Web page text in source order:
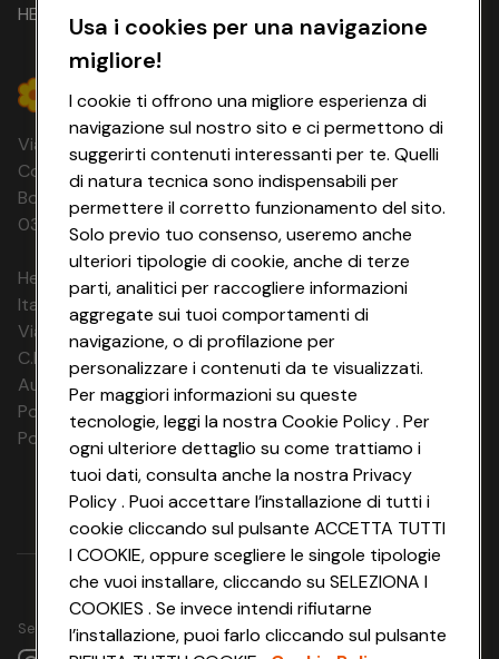
HEYCONAD
Via Michelino, 59 | 40127 BOLOGNA
Codice Fiscale e Registro Imprese di
Bologna 00865960157 PARTITA IVA
03320960374 CONAD SOC. COOP.
HeyConad Viaggi è un servizio gestito da
Italia Travel Marketing S.r.l.
Via Chiesolina 8 | 37066 Sommacampagna (VR)
C.F. e P.IVA: 03816060234
Aut. Prov Verona n. 4737/10
Polizza Ass. RC n. 177765037
Polizza Ass. Protection n. 6006000083/F
Seguici su
Usa i cookies per una navigazione
migliore!
I cookie ti offrono una migliore esperienza di
navigazione sul nostro sito e ci permettono di
suggerirti contenuti interessanti per te. Quelli
di natura tecnica sono indispensabili per
permettere il corretto funzionamento del sito.
Solo previo tuo consenso, useremo anche
ulteriori tipologie di cookie, anche di terze
parti, analitici per raccogliere informazioni
aggregate sui tuoi comportamenti di
navigazione, o di profilazione per
personalizzare i contenuti da te visualizzati.
Per maggiori informazioni su queste
tecnologie, leggi la nostra Cookie Policy . Per
ogni ulteriore dettaglio su come trattiamo i
tuoi dati, consulta anche la nostra Privacy
Policy . Puoi accettare l’installazione di tutti i
cookie cliccando sul pulsante ACCETTA TUTTI
I COOKIE, oppure scegliere le singole tipologie
che vuoi installare, cliccando su SELEZIONA I
COOKIES . Se invece intendi rifiutarne
l’installazione, puoi farlo cliccando sul pulsante